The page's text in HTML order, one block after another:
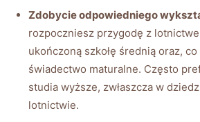
Zdobycie odpowiedniego
rozpoczniesz przygodę z
ukończoną szkołę średnią oraz,
świadectwo maturalne. Często
studia wyższe, zwłaszcza w
lotnictwie.